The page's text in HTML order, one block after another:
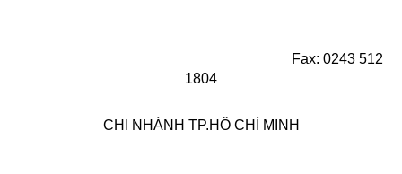
Fax: 0243 512
1804
CHI NHÁNH TP.HỒ CHÍ MINH